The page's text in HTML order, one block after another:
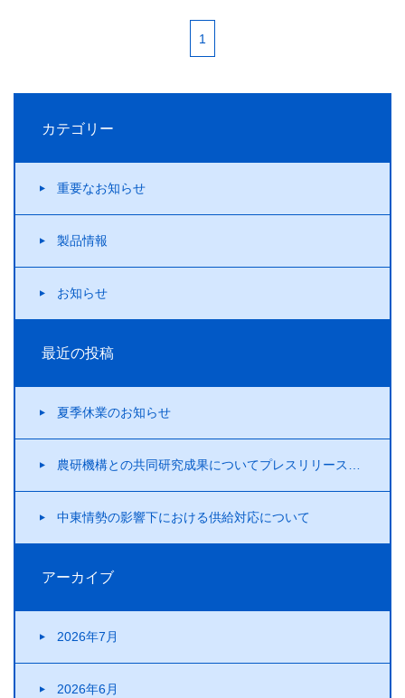
1
カテゴリー
重要なお知らせ
製品情報
お知らせ
最近の投稿
夏季休業のお知らせ
農研機構との共同研究成果についてプレスリリースを行いました！
中東情勢の影響下における供給対応について
アーカイブ
2026年7月
2026年6月